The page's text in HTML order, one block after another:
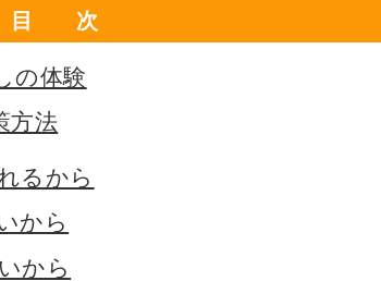
目次
の体験
方法
るから
から
から